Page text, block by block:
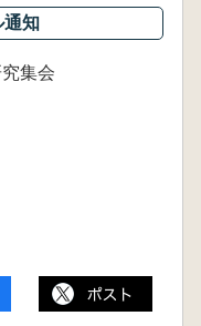
通知
集会